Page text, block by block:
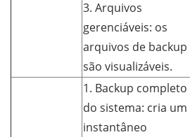
3. Arquivos
gerenciáveis: os
arquivos de backup
são visualizáveis.
1. Backup completo
do sistema: cria um
instantâneo